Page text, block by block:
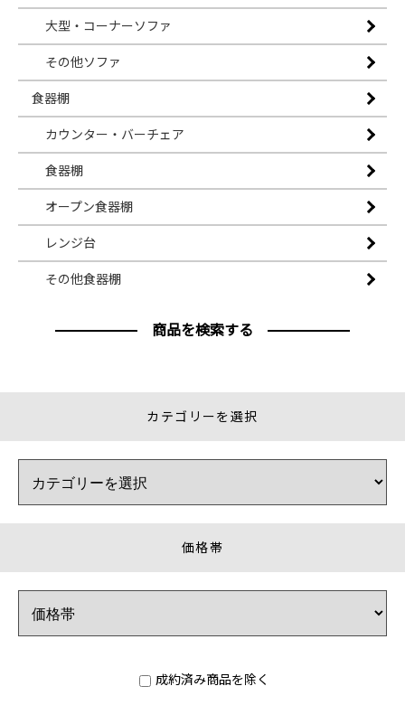
大型・コーナーソファ
その他ソファ
食器棚
カウンター・バーチェア
食器棚
オープン食器棚
レンジ台
その他食器棚
商品を検索する
カテゴリーを選択
価格帯
成約済み商品を除く